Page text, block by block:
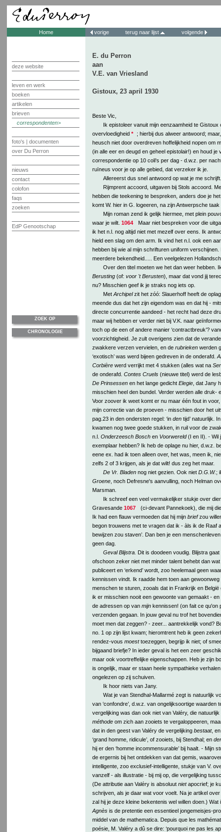
Home
deze website
leven en werk
boeken
artikelen
brieven
correspondenten
foto's | documenten
over Du Perron
nieuws
contact
colofon
faqs
zoeken
EdP Genootschap
vorige terug naar lijst volgende
E. du Perron
aan
V.E. van Vriesland
Gistoux, 23 april 1930
Beste Vic,
Ik epistoleer vanuit mijn eenzaamheid te Gistoux
overvloedigheid *
; hierbij dus alweer antwoord;
heusch niet door overdreven hoffelijkheid nopen om
(in alle eer en deugd en geheel epistolair!) en houd je
correspondentie op 10 coli's per dag - d.w.z. per
ruïneus voor je op alle gebied, dat verzeker ik je.
Allereerst dus snel antwoord op wat je me schrijft.
Rijmprent accoord, uitgaven bij Stols accoord.
hebben die teekening te bespreken, anders doe je
komt W. hier in G. logeeren, na zijn Antwerpsche
Mijn roman zend ik gelijk hiermee, met plein
waar je wilt. 1064
Maar niet bespreken voor die
ik het n.l. nog altijd niet met mezelf over eens. Ik
hield een slag om den arm. Ik vind het n.l. ook een
hebben bij wie al mijn schrifturen uniform
meerdere bekendheid..... Een veelgelezen
Over den titel moeten we het dan weer hebben.
Berusting(of: voor 't Berusten), maar dat vond jij
nu? Misschien geef ik je straks nog iets op.
Met Archipelzit het zóó: Slauerhoff heeft de
meende dus dat het zijn eigendom was en dat hij -
directe concurrentie aandeed - het recht had deze
maar wij hebben er verder niet bij V.K. naar
toch op de een of andere manier ‘contractbreuk’?
voorzichtigheid. Je zult overigens zien dat de
zwakkere verzen vervielen, en de rubriekenwerden
‘exotisch’ was werd bijeen gedreven in de onderafd.
Corbièrewerd verrijkt met 4 stukken (alles wat na
de onderafd. Contes Cruels(nieuwe titel) werd de
De Prinsessenen het lange gedicht Elegie, dat Jany
misschien heel den bundel. Verder werden alle druk-
Voor zoover ik weet komt er nu maar één fout in
mijn correctie van de proeven - misschien door het
pag.23 in den ondersten regel: ‘in dentijd’ natuurlijk.
kwamen nog twee goede stukken, in ruil voor de
n.l. Onderzeesch Boschen Voorwereld(I en II). - Wil
exemplaar hebben? Ik heb de oplage nu hier, d.w.z.
eene ex. had ik toen alleen over, het was, meen ik,
zelfs 2 of 3 krijgen, als je dat wilt! dus zeg het maar.
De Vr. Bladennog niet gezien. Ook niet D.G.W. ;
Groene, noch Defresne's aanvulling, noch Helman
Marsman.
Ik schreef een veel vermakelijker stukje over
Gravesande 1067
(ci-devant Pannekoek), die mij
Ik had een flauw vermoeden dat hij mijn briefzou
begon trouwens met te vragen dat ik - àls ik de Raaf
bewijzen zou staven’. Dan ben je een
geen dag.
Geval Blijstra. Dit is doodeen voudig. Blijstra
ofschoon zeker niet met minder talent behebt dan
publiceert en ‘erkend’ wordt, zoo heelemaal geen
kennissen vindt. Ik raadde hem toen aan
menschen te sturen, zooals dat in Frankrijk en België
ik er misschien nooit een gewoonte van gemaakt - en
de adressen op van mijnkennissen! (on fait ce qu'on
verzenden gegaan. In jouw geval nu trof het
moet men dat zeggen? - zeer... aantrekkelijk vond?
no. 1 op zijn lijst kwam; hieromtrent heb ik geen
rendez-vous moesttoezeggen, begrijp ik niet; of
bijgaand briefje? In ieder geval is het een zeer
maar ook voortreffelijke eigenschappen. Heb je zijn
is ongelijk, maar er staan heele sympathieke
ongelezen op zij schuiven.
Ik hoor niets van Jany.
Wat je van Stendhal-Mallarmé zegt is natuurlijk
van ‘confondre’, d.w.z. van ongelijksoortige waarden
vergelijking was dan ook niet van Valéry, die
méthodeom zich aan zooiets te vergaloppeeren,
dat in den geest van Valéry de vergelijking bestaat,
‘grand homme, ridicule’, of zooiets, bij Stendhal; en
hij er den ‘homme incommensurable’ bij haalt. - Mijn
de ergernis bij het ontdekken van dat gemis,
intelligente, zoo exclusief-intelligente, stukje van V.
vanzelf - als illustratie - bij mij op, die vergelijking
(De attributie aan Valéry is absoluut nietapocrief; je
schrijven, als je daar wat voor voelt. Na je artikel
zal hij je deze kleine bekentenis wel willen doen.) Wat
Agnèsis de pretentie een essentieel jongemeisjes-
middel van de mathematica. Depuis que les
poésie, M. Valéry a dû se dire: ‘pourquoi ne pas les
ZOEK OP
CHRONOLOGIE